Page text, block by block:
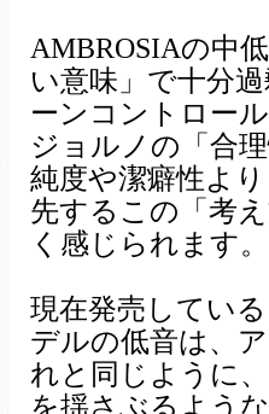
AMBROSIAの中
い意味」で十分
ーンコントロー
ジョルノの「合
純度や潔癖性よ
先するこの「考
く感じられます。
現在発売してい
デルの低音は、
れと同じように
を揺さぶるよう